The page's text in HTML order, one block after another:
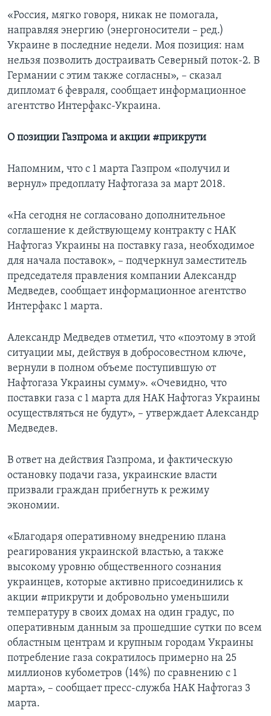
«Россия, мягко говоря, никак не помогала,
направляя энергию (энергоносители – ред.)
Украине в последние недели. Моя позиция: нам
нельзя позволить достраивать Северный поток-2. В
Германии с этим также согласны», – сказал
дипломат 6 февраля, сообщает информационное
агентство Интерфакс-Украина.
О позиции Газпрома и акции #прикрути
Напомним, что с 1 марта Газпром «получил и
вернул» предоплату Нафтогаза за март 2018.
«На сегодня не согласовано дополнительное
соглашение к действующему контракту с НАК
Нафтогаз Украины на поставку газа, необходимое
для начала поставок», – подчеркнул заместитель
председателя правления компании Александр
Медведев, сообщает информационное агентство
Интерфакс 1 марта.
Александр Медведев отметил, что «поэтому в этой
ситуации мы, действуя в добросовестном ключе,
вернули в полном объеме поступившую от
Нафтогаза Украины сумму». «Очевидно, что
поставки газа с 1 марта для НАК Нафтогаз Украины
осуществляться не будут», – утверждает Александр
Медведев.
В ответ на действия Газпрома, и фактическую
остановку подачи газа, украинские власти
призвали граждан прибегнуть к режиму
экономии.
«Благодаря оперативному внедрению плана
реагирования украинской властью, а также
высокому уровню общественного сознания
украинцев, которые активно присоединились к
акции #прикрути и добровольно уменьшили
температуру в своих домах на один градус, по
оперативным данным за прошедшие сутки по всем
областным центрам и крупным городам Украины
потребление газа сократилось примерно на 25
миллионов кубометров (14%) по сравнению с 1
марта», – сообщает пресс-служба НАК Нафтогаз 3
марта.